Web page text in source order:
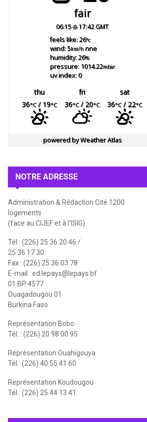
fair
06:15 17:42 GMT
feels like: 26°c
wind: 5km/hnne
humidity: 26%
pressure: 1014.22mbar
uv index: 0
thu fri
sat
36°C/ 19°C 36°C/ 20°C 36°C/ 22°C
powered byWeather Atlas
NOTRE ADRESSE
Administration & Rédaction Cité 1200
logements
(face au CIJEF et à l'ISIG)
Tél : (226) 25 36 20 46 /
25 36 17 30
Fax : (226) 25 36 03 78
E-mail : ed.lepays@lepays.bf
01 BP 4577
Ouagadougou 01
Burkina Faso
Représentation Bobo
Tél. : (226) 20 98 00 95
Représentation Ouahigouya
Tél.: (226) 40 55 41 60
Représentation Koudougou
Tél.: (226) 25 44 13 41